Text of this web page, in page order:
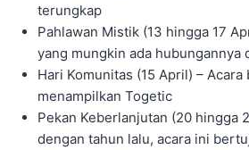
terungkap
Pahlawan Mistik (13 hingga 17
yang mungkin ada hubungannya
Hari Komunitas (15 April) – Acara
menampilkan Togetic
Pekan Keberlanjutan (20 hingga
dengan tahun lalu, acara ini